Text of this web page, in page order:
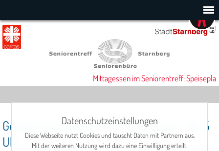
Mittagessen im Seniorentreff: Speiseplan
Gedächtnistraining mit Frau Hofmann 09:15
Uhr
Datenschutzeinstellungen
Diese Webseite nutzt Cookies und tauscht Daten mit Partnern aus.
Mit der weiteren Nutzung wird dazu eine Einwilligung erteilt.